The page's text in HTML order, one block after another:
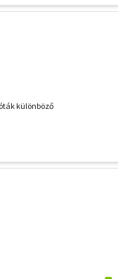
különböző